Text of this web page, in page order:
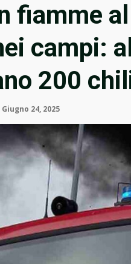
fiamme
campi:
200
Giugno 24, 2025